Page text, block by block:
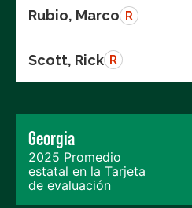
Rubio, Marco R
Scott, Rick R
Georgia
2025 Promedio
estatal en la Tarjeta
de evaluación